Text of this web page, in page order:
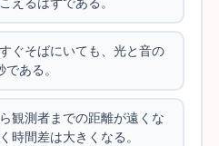
ぐそばにいても、光と音の
ある。
観測者までの距離が遠くな
時間差は大きくなる。